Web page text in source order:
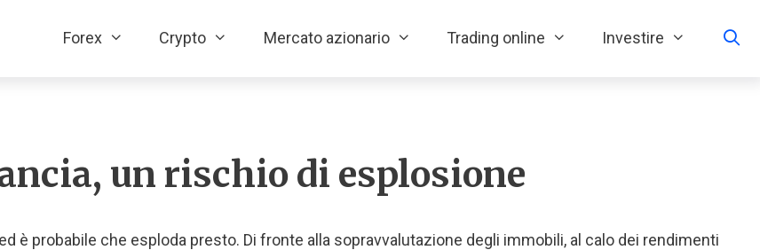
Forex Crypto Mercato azionario Trading online Investire
un rischio di esplosione
è probabile che esploda presto. Di fronte alla sopravvalutazione degli immobili, al calo dei rendimenti